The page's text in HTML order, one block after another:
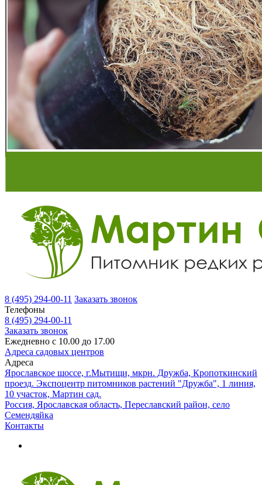
8 (495) 294-00-11 Заказать звонок
Телефоны
8 (495) 294-00-11
Заказать звонок
Ежедневно с 10.00 до 17.00
Адреса садовых центров
Адреса
Ярославское шоссе, г.Мытищи, мкрн. Дружба, Кропоткинский
проезд. Экспоцентр питомников растений "Дружба", 1 линия,
10 участок, Мартин сад.
Россия, Ярославская область, Переславский район, село
Семендяйка
Контакты